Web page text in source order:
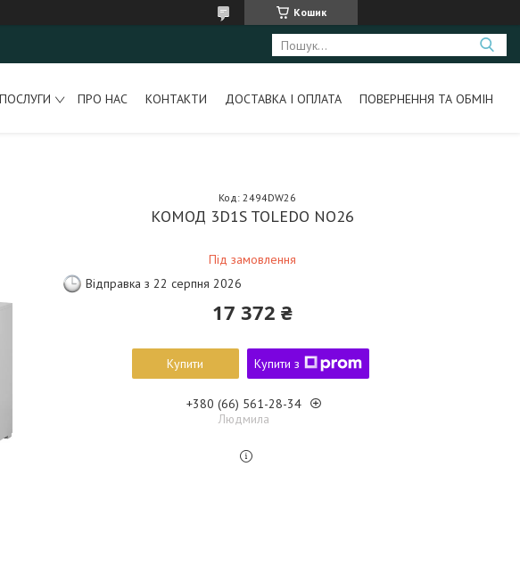
Кошик
ПРО НАС КОНТАКТИ ДОСТАВКА І ОПЛАТА ПОВЕРНЕННЯ ТА ОБМІН
КОМОД 3D1S TOLEDO NO26
Під замовлення
Код: 2494DW26
Відправка з 22 серпня 2026
17 372 ₴
Купити Купити з
+380 (66) 561-28-34
Людмила